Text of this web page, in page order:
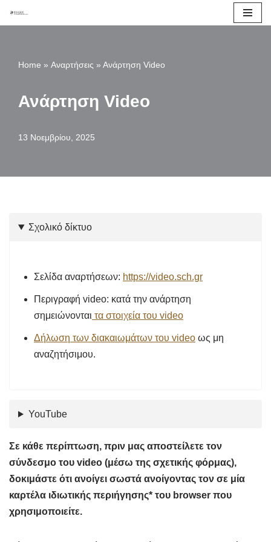
περιεχόμενο
Home » Αναρτήσεις » Ανάρτηση Video
Ανάρτηση Video
13 Νοεμβρίου, 2025
Σχολικό δίκτυο
Σελίδα αναρτήσεων: https://video.sch.gr
Περιγραφή video: κατά την ανάρτηση
σημειώνονται τα στοιχεία του video
Δήλωση των διακαιωμάτων του video ως μη
αναζητήσιμου.
YouTube
Σε κάθε περίπτωση, πριν μας αποστείλετε τον
σύνδεσμο του video (μέσω της σχετικής φόρμας),
δοκιμάστε ότι ανοίγει σωστά ανοίγοντας τον σε μία
καρτέλα ιδιωτικής περιήγησης* του browser που
χρησιμοποιείτε.